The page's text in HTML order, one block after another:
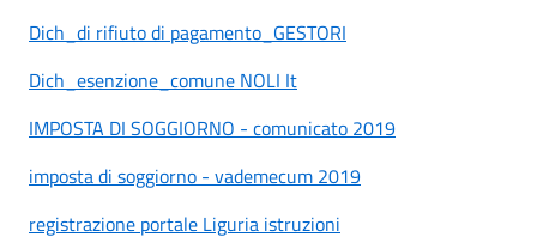
Dich_di rifiuto di pagamento_GESTORI
Dich_esenzione_comune NOLI It
IMPOSTA DI SOGGIORNO - comunicato 2019
imposta di soggiorno - vademecum 2019
registrazione portale Liguria istruzioni